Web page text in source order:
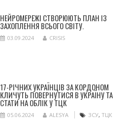
НЕЙРОМЕРЕЖІ СТВОРЮЮТЬ ПЛАН ІЗ
ЗАХОПЛЕННЯ ВСЬОГО СВІТУ.
03.09.2024 CRISIS
17-РІЧНИХ УКРАЇНЦІВ ЗА КОРДОНОМ
КЛИЧУТЬ ПОВЕРНУТИСЯ В УКРАЇНУ ТА
СТАТИ НА ОБЛІК У ТЦК
05.06.2024 ALESYA ЗСУ, ТЦК